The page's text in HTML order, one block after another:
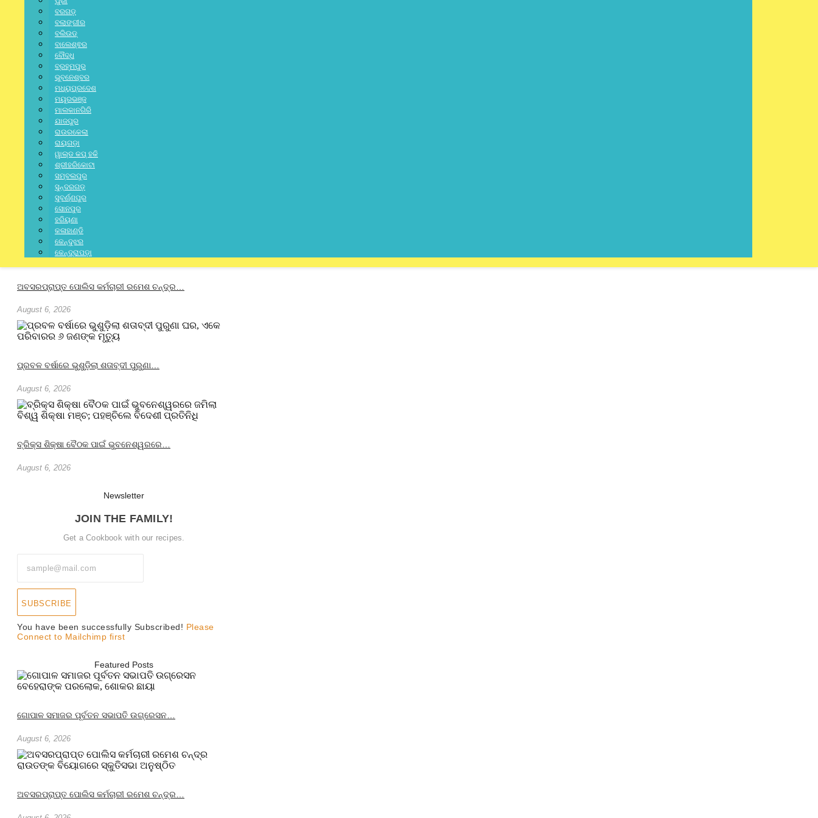
ବରଗଡ଼
ବଲାଙ୍ଗୀର
ବଲିଉଡ୍
ବାଲେଶ୍ଵର
ବୌଦ୍ଧ
ବ୍ରହ୍ମପୁର
ଭୁବନେଶ୍ବର
ମଧ୍ୟପ୍ରଦେଶ
ମୟୂରଭଞ୍ଜ
ମାଲକାନଗିରି
ଯାଜପୁର
ରାଉରକେଲା
ରାୟଗଡ଼ା
ୱାଲ୍ଡ କପ୍ ହକି
ଶ୍ରୀହରିକୋଟା
ସମ୍ବଲପୁର
ସୁନ୍ଦରଗଡ଼
ସୁବର୍ଣ୍ଣପୁର
ସୋନପୁର
ହରିୟଣା
କଳାହାଣ୍ଡି
କେନ୍ଦୁଝର
କେନ୍ଦ୍ରାପଡ଼ା
ଗୋପାଳ ସମାଜର ପୂର୍ବତନ ସଭାପତି ଉଗ୍ରେସନ…
August 6, 2026
ଅବସରପ୍ରାପ୍ତ ପୋଲିସ କର୍ମଚାରୀ ରମେଶ ଚନ୍ଦ୍ର…
August 6, 2026
ପ୍ରବଳ ବର୍ଷାରେ ଭୁଶୁଡ଼ିଲା ଶତାବ୍ଦୀ ପୁରୁଣା…
August 6, 2026
ବ୍ରିକ୍ସ ଶିକ୍ଷା ବୈଠକ ପାଇଁ ଭୁବନେଶ୍ୱରରେ…
August 6, 2026
Newsletter
JOIN THE FAMILY!
Get a Cookbook with our recipes.
SUBSCRIBE
You have been successfully Subscribed! Please
Connect to Mailchimp first
Featured Posts
ଗୋପାଳ ସମାଜର ପୂର୍ବତନ ସଭାପତି ଉଗ୍ରେସନ…
August 6, 2026
ଅବସରପ୍ରାପ୍ତ ପୋଲିସ କର୍ମଚାରୀ ରମେଶ ଚନ୍ଦ୍ର…